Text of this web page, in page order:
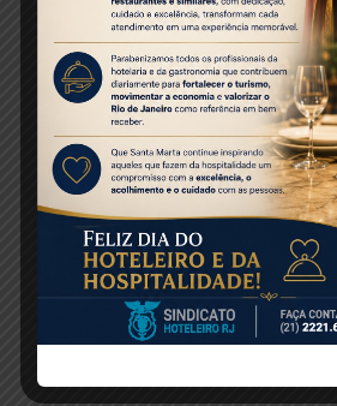
organizado pela Vert Hotéis
com o objetivo de divulgar
na cidade.
Fonte: Mercado e Eventos
Share this entry